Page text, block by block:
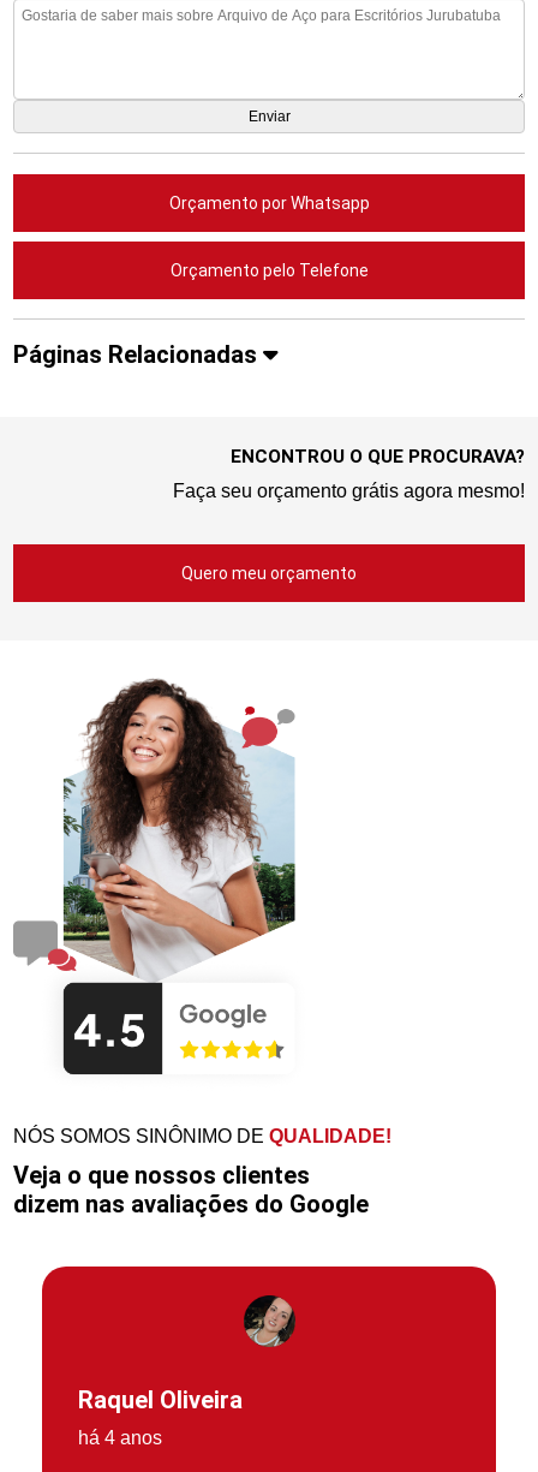
Orçamento por Whatsapp
Orçamento pelo Telefone
Páginas Relacionadas
ENCONTROU O QUE PROCURAVA?
Faça seu orçamento grátis agora mesmo!
Quero meu orçamento
NÓS SOMOS SINÔNIMO DEQUALIDADE!
Veja o que nossos clientes
dizem nas avaliações do Google
Raquel Oliveira
há 4 anos